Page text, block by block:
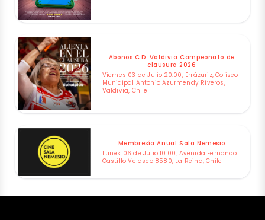
Abonos C.D. Valdivia Campeonato de
clausura 2026
Viernes 03 de Julio 20:00, Errázuriz, Coliseo
Municipal Antonio Azurmendy Riveros,
Valdivia, Chile
Membresía Anual Sala Nemesio
Lunes 06 de Julio 10:00, Avenida Fernando
Castillo Velasco 8580, La Reina, Chile